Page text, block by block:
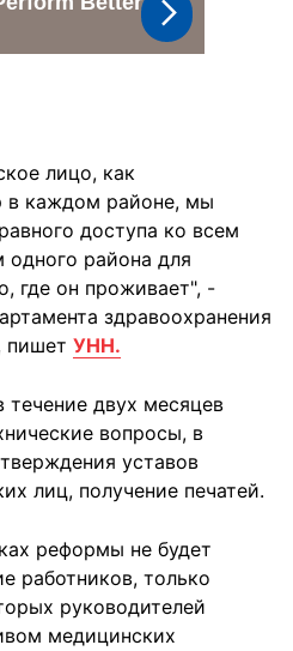
лицо, как
в каждом районе, мы
доступа ко всем
района для
где он проживает", -
здравоохранения
пишет УНН.
двух месяцев
вопросы, в
уставов
лиц, получение печатей.
реформы не будет
работников, только
руководителей
медицинских